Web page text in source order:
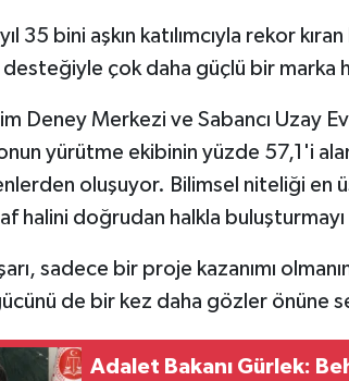
35 bini aşkın katılımcıyla rekor
desteğiyle çok daha güçlü bir marka
Deney Merkezi ve Sabancı Uzay
yürütme ekibinin yüzde 57,1'i
oluşuyor. Bilimsel niteliği en
halini doğrudan halkla
sadece bir proje kazanımı
de bir kez daha gözler önüne
Adalet Bakanı Gürlek: